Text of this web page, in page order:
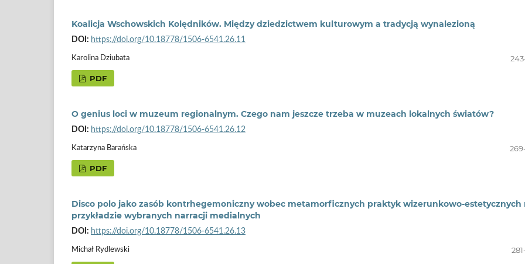
Koalicja Wschowskich Kolędników. Między dziedzictwem kulturowym a tradycją wynalezioną
DOI: https://doi.org/10.18778/1506-6541.26.11
Karolina Dziubata
PDF
O genius loci w muzeum regionalnym. Czego nam jeszcze trzeba w muzeach lokalnych światów?
DOI: https://doi.org/10.18778/1506-6541.26.12
Katarzyna Barańska
PDF
Disco polo jako zasób kontrhegemoniczny wobec metamorficznych praktyk wizerunkowo-estetycznych
przykładzie wybranych narracji medialnych
DOI: https://doi.org/10.18778/1506-6541.26.13
Michał Rydlewski